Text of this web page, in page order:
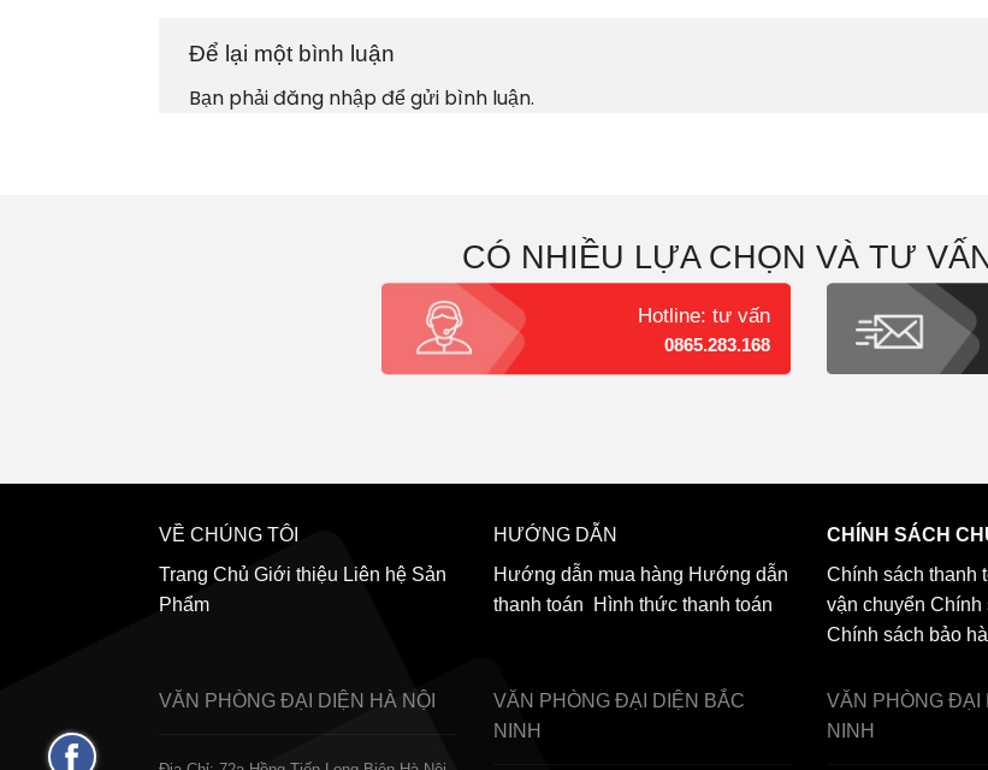
Để lại một bình luận
Bạn phảiđăng nhậpđể gửi bình luận.
CÓ NHIỀU LỰA CHỌN VÀ TƯ
Hotline: tư vấn
0865.283.168
VỀ CHÚNG TÔI
Trang Chủ Giới thiệu Liên hệ Sản
Phẩm
HƯỚNG DẪN
Hướng dẫn mua hàng Hướng dẫn
thanh toán
Hình thức thanh toán
CHÍNH SÁCH
Chính sách thanh
vận chuyển Chính
Chính sách bảo
VĂN PHÒNG ĐẠI DIỆN HÀ NỘI VĂN PHÒNG ĐẠI DIỆN BẮC
NINH
VĂN PHÒNG ĐẠI
NINH
Fanpage